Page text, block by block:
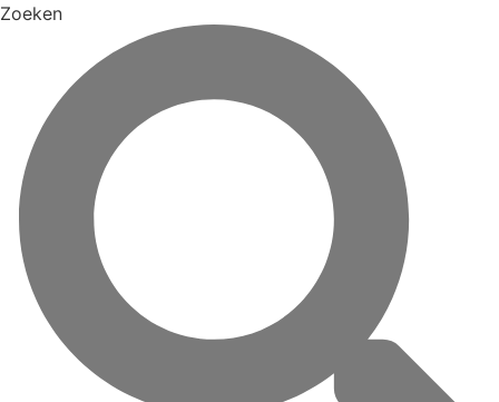
Zoeken